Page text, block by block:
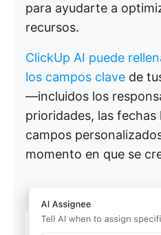
para ayudarte a
recursos.
ClickUp AI puede
los campos clave de
—incluidos los
prioridades, las fechas
campos
momento en que se